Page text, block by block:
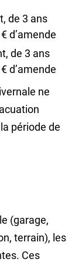
de 3 ans
d’amende
de 3 ans
d’amende
ne
période de
(garage,
terrain), les
Ces